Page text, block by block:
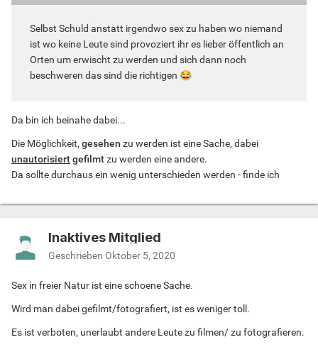
Selbst Schuld anstatt irgendwo sex zu haben wo niemand
ist wo keine Leute sind provoziert ihr es lieber öffentlich an
Orten um erwischt zu werden und sich dann noch
beschweren das sind die richtigen 😂
Da bin ich beinahe dabei...
Die Möglichkeit, gesehen zu werden ist eine Sache, dabei
unautorisiertgefilmtzu werden eine andere.
Da sollte durchaus ein wenig unterschieden werden - finde ich
Inaktives Mitglied
Geschrieben Oktober 5, 2020
Sex in freier Natur ist eine schoene Sache.
Wird man dabei gefilmt/fotografiert, ist es weniger toll.
Es ist verboten, unerlaubt andere Leute zu filmen/ zu fotografieren.